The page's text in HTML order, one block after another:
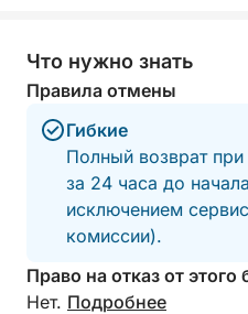
Что нужно знать
Правила отмены
Гибкие
Полный возврат
за 24 часа до
исключением
комиссии).
Право на отказ от
Нет. Подробнее